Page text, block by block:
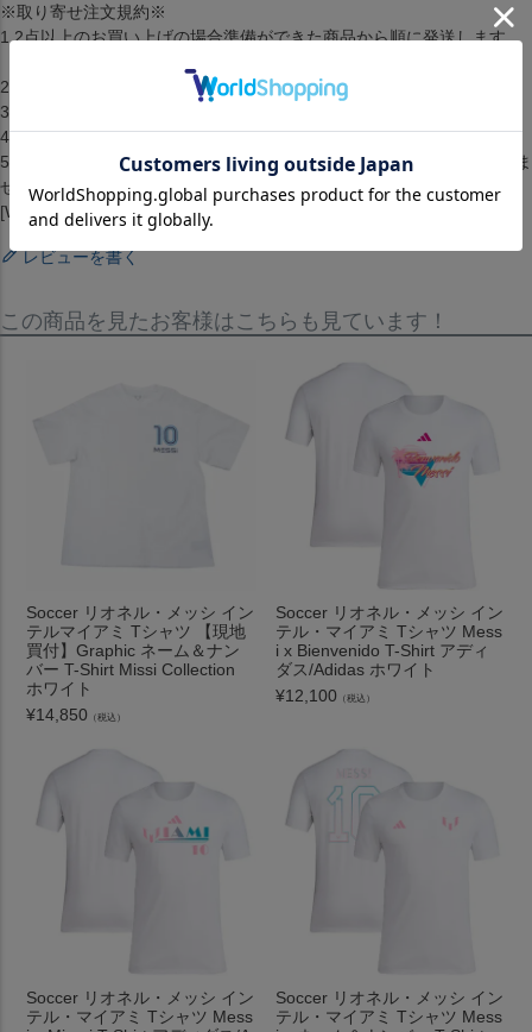
※取り寄せ注文規約※
1.2点以上のお買い上げの場合準備ができた商品から順に発送します。
2.お客様都合によるキャンセル・返品はできません。
3.メーカーが在庫を確保できず、キャンセルとなる場合がございます。
4.仕様が変更される場合もございます。
5.配送までに1ヶ月から2ヶ月ほどかかります。（配送日の指定はできま
せん）[RETAKE][Tシャツ][トップス][Playmaker Foot T-shirt][Pirlo]
[White]
レビューを書く
この商品を見たお客様はこちらも見ています！
Soccer リオネル・メッシ イン
テルマイアミ Tシャツ 【現地
買付】Graphic ネーム＆ナン
バー T-Shirt Missi Collection
ホワイト
¥14,850 （税込）
Soccer リオネル・メッシ イン
テル・マイアミ Tシャツ Mess
i x Bienvenido T-Shirt アディ
ダス/Adidas ホワイト
¥12,100 （税込）
Soccer リオネル・メッシ イン
テル・マイアミ Tシャツ Mess
Soccer リオネル・メッシ イン
テル・マイアミ Tシャツ Mess